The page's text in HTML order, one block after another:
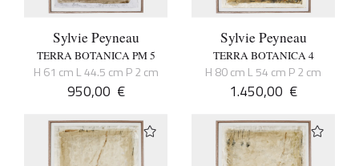
Sylvie Peyneau
TERRA BOTANICA PM 5
H 61 cm L 44.5 cm P 2 cm
950,00 €
Sylvie Peyneau
TERRA BOTANICA 4
H 80 cm L 54 cm P 2 cm
1.450,00 €